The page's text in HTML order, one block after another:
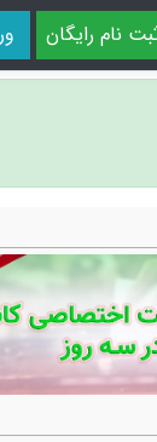
نام رایگان